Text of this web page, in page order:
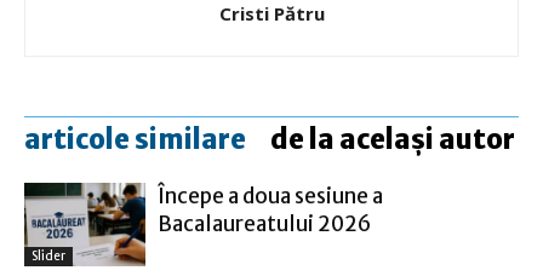
Cristi Pătru
articole similare de la același autor
Slider
Începe a doua sesiune a
Bacalaureatului 2026